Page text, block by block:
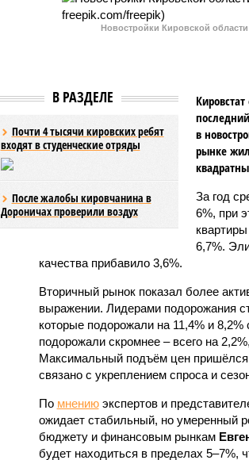
Новостройки Кировской
В РАЗДЕЛЕ
Почти 4 тысячи кировских ребят
входят в студенческие отряды
После жалобы кировчанина в
Дороничах проверили воздух
в
рынке
За год
6%, при
6,7%.
качества прибавило 3,6%.
Вторичный рынок показал более
выражении. Лидерами подорожания
которые подорожали на 11,4% и
подорожали скромнее – всего на
Максимальный подъём цен пришёлся
связано с укреплением спроса и
По мнениюэкспертов и
ожидает стабильный, но умеренный
бюджету и финансовым рынкам
будет находиться в пределах 5–7%,